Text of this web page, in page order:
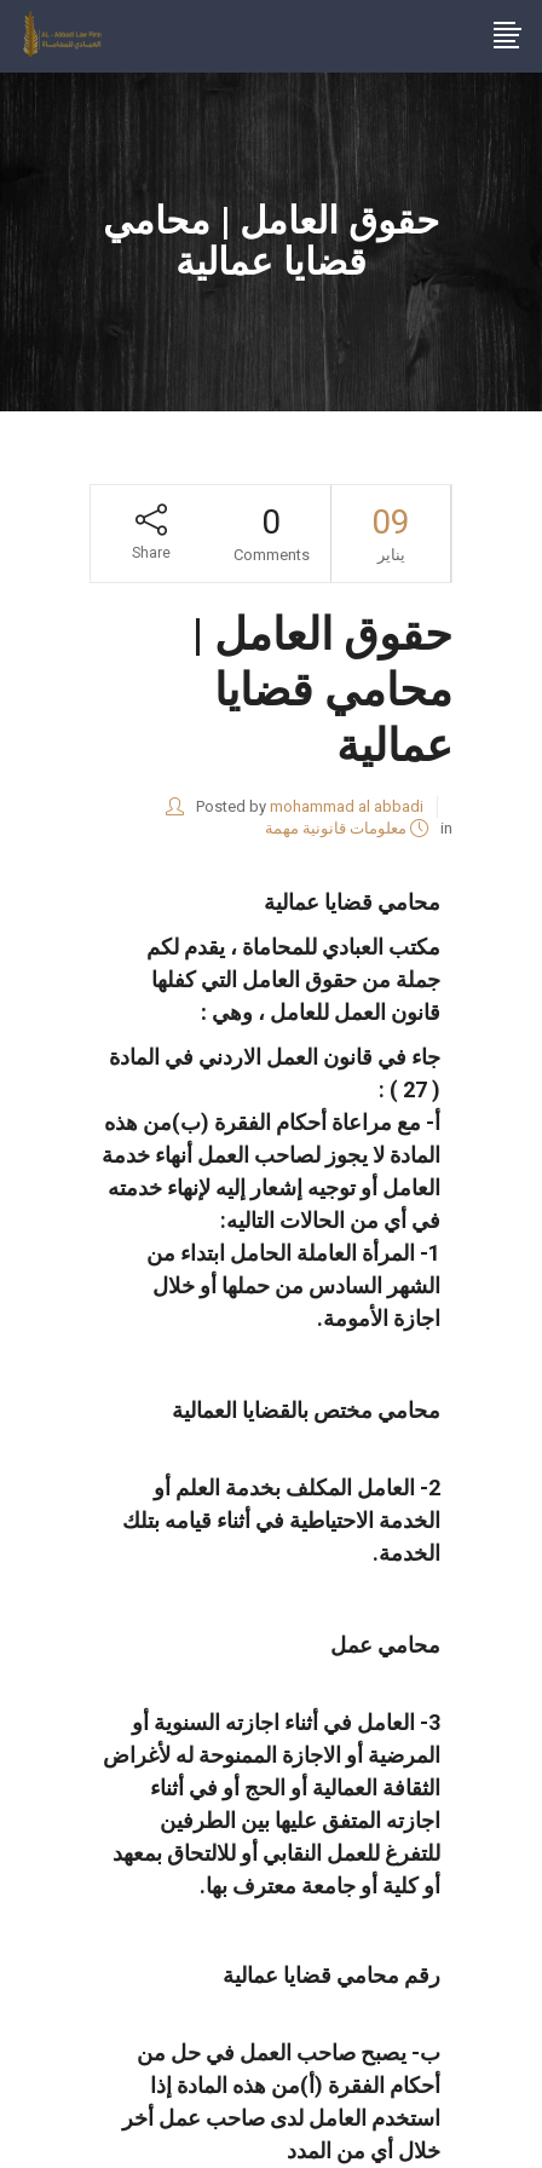
حقوق العامل | محامي
قضايا عمالية
09
يناير
0
Comments
Share
حقوق العامل |
محامي قضايا
عمالية
Posted by mohammad al abbadi
in
معلومات قانونية مهمة
محامي قضايا عمالية
مكتب العبادي للمحاماة ، يقدم لكم
جملة من حقوق العامل التي كفلها
قانون العمل للعامل ، وهي :
جاء في قانون العمل الاردني في المادة
( 27 ) :
أ- مع مراعاة أحكام الفقرة (ب)من هذه
المادة لا يجوز لصاحب العمل أنهاء خدمة
العامل أو توجيه إشعار إليه لإنهاء خدمته
في أي من الحالات التاليه:
1- المرأة العاملة الحامل ابتداء من
الشهر السادس من حملها أو خلال
اجازة الأمومة.
محامي مختص بالقضايا العمالية
2- العامل المكلف بخدمة العلم أو
الخدمة الاحتياطية في أثناء قيامه بتلك
الخدمة.
محامي عمل
3- العامل في أثناء اجازته السنوية أو
المرضية أو الاجازة الممنوحة له لأغراض
الثقافة العمالية أو الحج أو في أثناء
اجازته المتفق عليها بين الطرفين
للتفرغ للعمل النقابي أو للالتحاق بمعهد
أو كلية أو جامعة معترف بها.
رقم محامي قضايا عمالية
ب- يصبح صاحب العمل في حل من
أحكام الفقرة (أ)من هذه المادة إذا
استخدم العامل لدى صاحب عمل أخر
خلال أي من المدد